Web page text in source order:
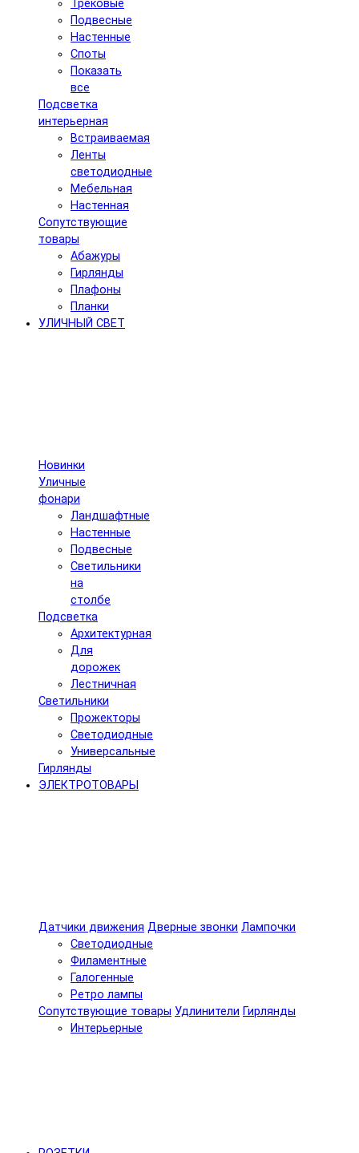
Трековые
Подвесные
Настенные
Споты
Показать
все
Подсветка
интерьерная
Встраиваемая
Ленты
светодиодные
Мебельная
Настенная
Сопутствующие
товары
Абажуры
Гирлянды
Плафоны
Планки
УЛИЧНЫЙ СВЕТ
Новинки
Уличные
фонари
Ландшафтные
Настенные
Подвесные
Светильники
на
столбе
Подсветка
Архитектурная
Для
дорожек
Лестничная
Светильники
Прожекторы
Светодиодные
Универсальные
Гирлянды
ЭЛЕКТРОТОВАРЫ
Датчики движения Дверные звонки Лампочки
Светодиодные
Филаментные
Галогенные
Ретро лампы
Сопутствующие товары Удлинители Гирлянды
Интерьерные